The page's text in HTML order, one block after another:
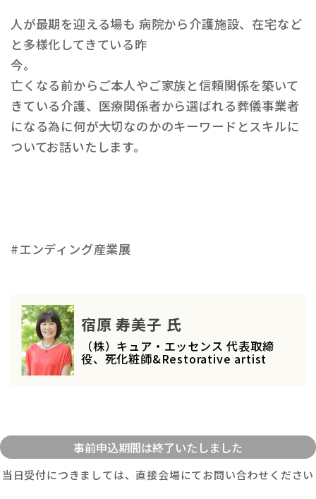
人が最期を迎える場も 病院から介護施設、在宅など
と多様化してきている昨
今
亡くなる前からご本人やご家族と信頼関係を築いて
きている介護、医療関係者から選ばれる葬儀事業者
になる為に何が大切なのかのキーワードとスキルに
ついてお話いたします。
#エンディング産業展
宿原 寿美子 氏
（株）キュア・エッセンス 代表取締
役、死化粧師&Restorative artist
当日受付につきましては、直接会場にてお問い合わせください